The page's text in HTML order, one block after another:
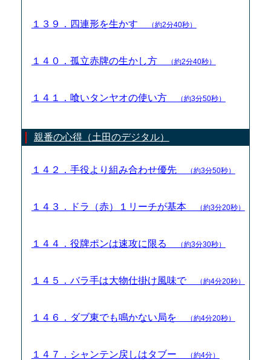
１３９．四連形を生かす （約2分40秒）
１４０．孤立赤牌の生かし方 （約2分40秒）
１４１．喰いタンヤオの使い方 （約3分50秒）
親番の心得（土田のデジタル）
１４２．手役より組み合わせ優先 （約3分50秒）
１４３．ドラ（赤）１リーチが基本 （約3分20秒）
１４４．役牌ポンは速攻に限る （約3分30秒）
１４５．バラ手は大物仕掛け風味で （約4分20秒）
１４６．ダブ東でも鳴かない局を （約4分20秒）
１４７．シャンテン戻しはタブー （約4分）